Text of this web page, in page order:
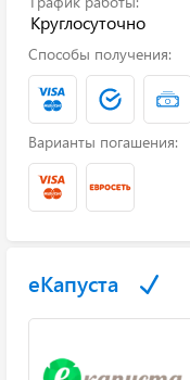
Круглосуточно
Способы получения:
Варианты погашения:
еКапуста